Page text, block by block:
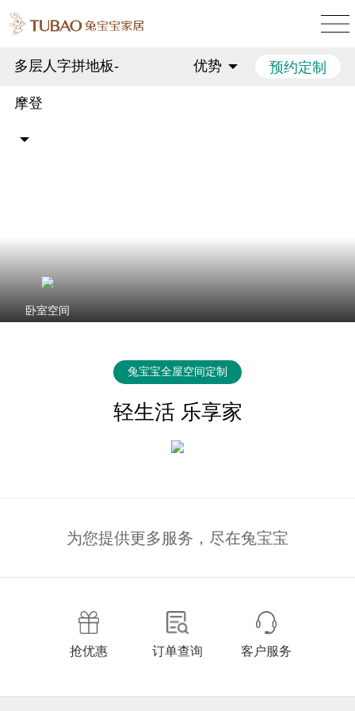
多层人字拼地板-
摩登
预约定制
优势
卧室空间
兔宝宝全屋空间定制
轻生活 乐享家
为您提供更多服务，尽在兔宝宝
抢优惠 订单查询 客户服务